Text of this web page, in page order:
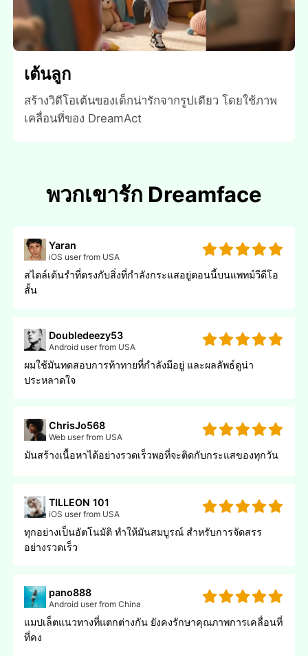
เต้นลูก
สร้างวิดีโอเต้นของเด็กน่ารักจากรูปเดียว โดยใช้ภาพ
เคลื่อนที่ของ DreamAct
พวกเขารัก Dreamface
Yaran
iOS user from USA
สไตล์เต้นรําที่ตรงกับสิ่งที่กําลังกระแสอยู่ตอนนี้บนแพทม์วีดีโอ
สั้น
Doubledeezy53
Android user from USA
ผมใช้มันทดสอบการท้าทายที่กําลังมีอยู่ และผลลัพธ์ดูน่า
ประหลาดใจ
ChrisJo568
Web user from USA
มันสร้างเนื้อหาได้อย่างรวดเร็วพอที่จะติดกับกระแสของทุกวัน
TILLEON 101
iOS user from USA
ทุกอย่างเป็นอัตโนมัติ ทําให้มันสมบูรณ์ สําหรับการจัดสรร
อย่างรวดเร็ว
pano888
Android user from China
แมปเล็ตแนวทางที่แตกต่างกัน ยังคงรักษาคุณภาพการเคลื่อนที่
ที่คง